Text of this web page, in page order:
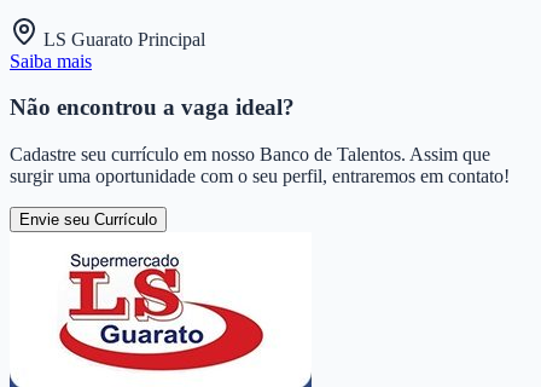
LS Guarato Principal
Saiba mais
Não encontrou a vaga ideal?
Cadastre seu currículo em nosso Banco de Talentos. Assim que
surgir uma oportunidade com o seu perfil, entraremos em contato!
Envie seu Currículo